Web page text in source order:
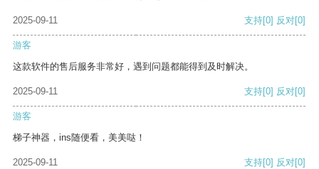
2025-09-11 支持[0] 反对[0]
游客
这款软件的售后服务非常好，遇到问题都能得到及时解决。
2025-09-11 支持[0] 反对[0]
游客
梯子神器，ins随便看，美美哒！
2025-09-11 支持[0] 反对[0]